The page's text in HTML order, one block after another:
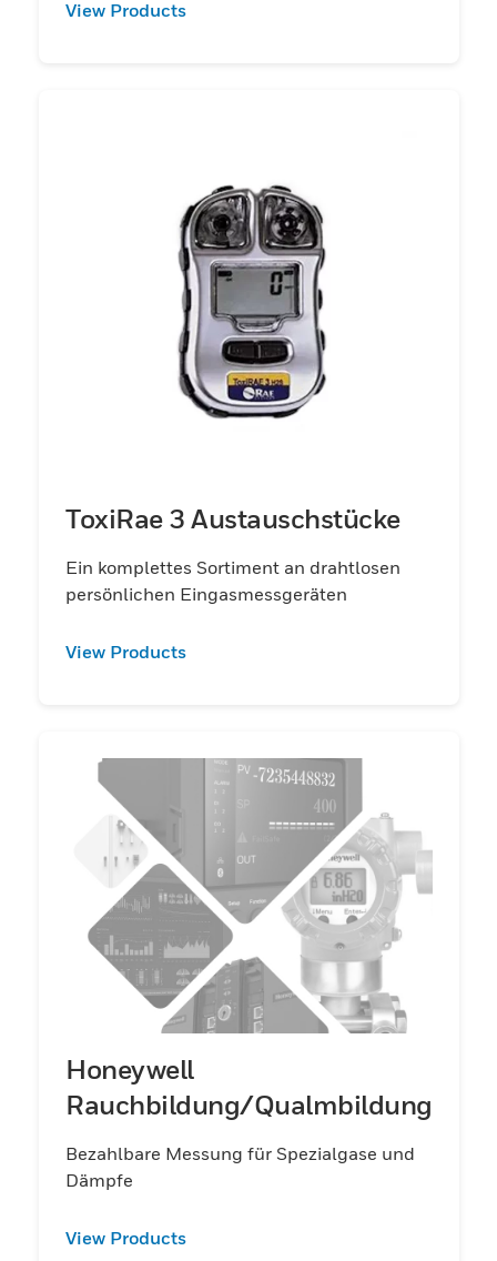
View Products
ToxiRae 3 Austauschstücke
Ein komplettes Sortiment an drahtlosen
persönlichen Eingasmessgeräten
View Products
Honeywell
Rauchbildung/Qualmbildung
Bezahlbare Messung für Spezialgase und
Dämpfe
View Products